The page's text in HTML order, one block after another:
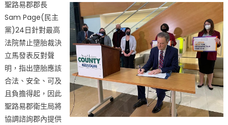
正
式
推
翻
「羅
韋
案」
確
聖路易郡郡長
Sam Page(民主
黨)24日針對最高
法院禁止墮胎裁決
立馬發表反對聲
明，指出墮胎應該
合法、安全、可及
且負擔得起，因此
聖路易郡衛生局將
協調諮詢郡內提供